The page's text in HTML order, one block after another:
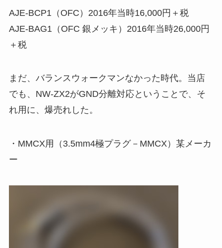
AJE-BCP1（OFC）2016年当時16,000円＋税
AJE-BAG1（OFC 銀メッキ）2016年当時26,000円
＋税
まだ、バランスウォークマンなかった時代。当店
でも、NW-ZX2がGND分離対応ということで、そ
れ用に、爆売れした。
・MMCX用（3.5mm4極プラグ－MMCX）某メーカ
ー